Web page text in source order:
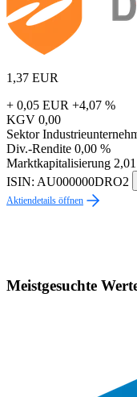
1,37 EUR
+ 0,05 EUR +4,07 %
KGV 0,00
Sektor
Div.-Rendite 0,00 %
Marktkapitalisierung
ISIN: AU000000DRO2
Aktiendetails öffnen
Meistgesuchte